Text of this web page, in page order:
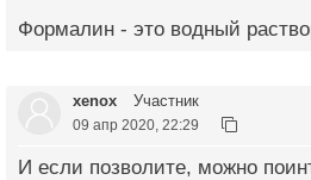
Формалин - это водный
xenox Участник
09 апр 2020, 22:29
И если позволите, можно